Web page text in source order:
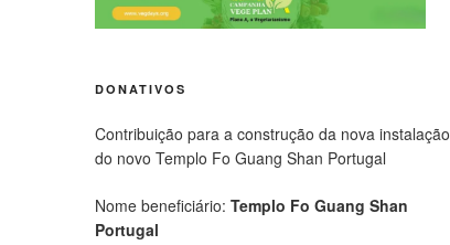
DONATIVOS
Contribuição para a construção da nova instalação
do novo Templo Fo Guang Shan Portugal
Nome beneficiário: Templo Fo Guang Shan
Portugal